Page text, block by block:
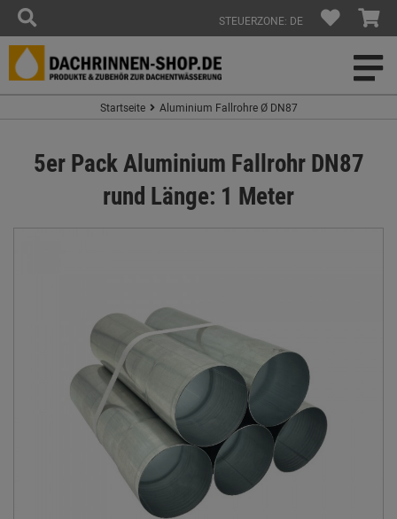
STEUERZONE: DE
Startseite Aluminium Fallrohre Ø DN87
5er Pack Aluminium Fallrohr DN87
rund Länge: 1 Meter